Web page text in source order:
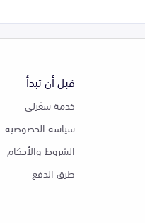
قبل أن تبدأ
خدمة سعّرلي
سياسة الخصوصية
الشروط والأحكام
طرق الدفع